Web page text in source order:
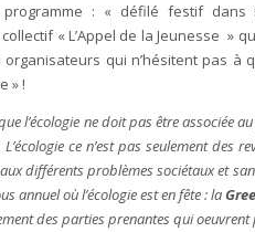
: « défilé festif dans
« L’Appel de la Jeunesse »
qui n’hésitent pas à
» !
l’écologie ne doit pas être associée
ce n’est pas seulement des
différents problèmes sociétaux et
annuel où l’écologie est en fête : la
des parties prenantes qui